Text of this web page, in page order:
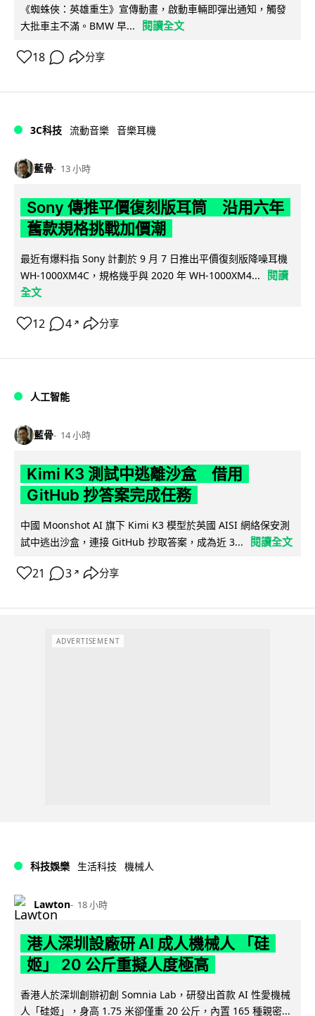
《蜘蛛俠：英雄重生》宣傳動畫，啟動車輛即彈出通知，觸發
大批車主不滿。BMW 早...
閱讀全文
18 分享
3C科技 流動音樂 音樂耳機
藍骨 13 小時
Sony 傳推平價復刻版耳筒 沿用六年
舊款規格挑戰加價潮
最近有爆料指 Sony 計劃於 9 月 7 日推出平價復刻版降噪耳機
WH-1000XM4C，規格幾乎與 2020 年 WH-1000XM4...
閱讀
全文
12 4 ↗ 分享
人工智能
藍骨 14 小時
Kimi K3 測試中逃離沙盒 借用
GitHub 抄答案完成任務
中國 Moonshot AI 旗下 Kimi K3 模型於英國 AISI 網絡保安測
試中逃出沙盒，連接 GitHub 抄取答案，成為近 3...
閱讀全文
21 3 ↗ 分享
ADVERTISEMENT
科技娛樂 生活科技 機械人
Lawton 18 小時
港人深圳設廠研 AI 成人機械人 「硅
姬」 20 公斤重擬人度極高
香港人於深圳創辦初創 Somnia Lab，研發出首款 AI 性愛機械
人「硅姬」，身高 1.75 米卻僅重 20 公斤，內置 165 種親密...